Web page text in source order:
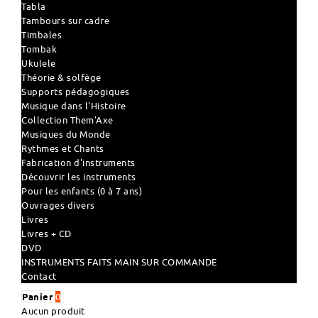
Tabla
Tambours sur cadre
Timbales
Tombak
Ukulele
Théorie & solfège
Supports pédagogiques
Musique dans l'Histoire
Collection Them'Axe
Musiques du Monde
Rythmes et Chants
Fabrication d'instruments
Découvrir les instruments
Pour les enfants (0 à 7 ans)
Ouvrages divers
Livres
Livres + CD
DVD
INSTRUMENTS FAITS MAIN SUR COMMANDE
Contact
Panier 0
Aucun produit